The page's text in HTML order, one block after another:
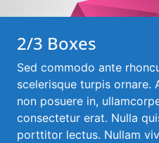
2/3 Boxes
Sed commodo ante
scelerisque turpis ornare.
non posuere in,
consectetur erat. Nulla
porttitor lectus. Nullam